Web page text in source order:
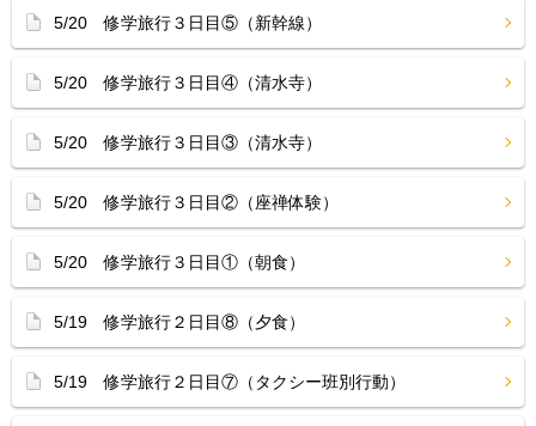
5/20 修学旅行３日目⑤（新幹線）
5/20 修学旅行３日目④（清水寺）
5/20 修学旅行３日目③（清水寺）
5/20 修学旅行３日目②（座禅体験）
5/20 修学旅行３日目①（朝食）
5/19 修学旅行２日目⑧（夕食）
5/19 修学旅行２日目⑦（タクシー班別行動）